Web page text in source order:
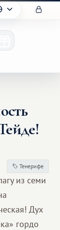
Тенерифе
из семи
Дух
гордо